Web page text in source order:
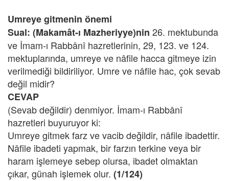
Umreye gitmenin önemi
Sual: (Makamât-ı Mazheriyye)nin 26. mektubunda
ve İmam-ı Rabbânî hazretlerinin, 29, 123. ve 124.
mektuplarında, umreye ve nâfile hacca gitmeye izin
verilmediği bildiriliyor. Umre ve nâfile hac, çok sevab
değil midir?
CEVAP
(Sevab değildir) denmiyor. İmam-ı Rabbânî
hazretleri buyuruyor ki:
Umreye gitmek farz ve vacib değildir, nâfile ibadettir.
Nâfile ibadeti yapmak, bir farzın terkine veya bir
haram işlemeye sebep olursa, ibadet olmaktan
çıkar, günah işlemek olur. (1/124)